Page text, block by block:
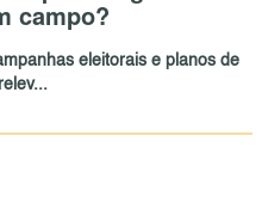
campo?
eleitorais e planos de